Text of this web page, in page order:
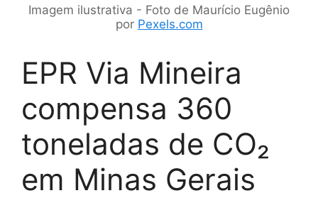
Imagem ilustrativa - Foto de Maurício Eugênio
por Pexels.com
EPR Via Mineira
compensa 360
toneladas de CO₂
em Minas Gerais